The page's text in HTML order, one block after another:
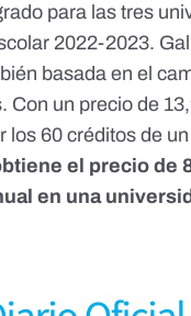
para las tres
2022-2023.
basada en el
un precio de
60 créditos de
el precio de
en una